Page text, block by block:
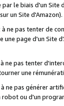
le biais d'un Site
un Site d'Amazon).
ne pas tenter de
une page d'un Site
ne pas tenter
une
ne pas générer
robot ou d'un